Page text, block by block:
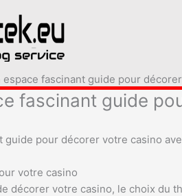
espace fascinant guide pour
fascinant guide
guide pour décorer votre casino
votre casino
décorer votre casino, le choix du